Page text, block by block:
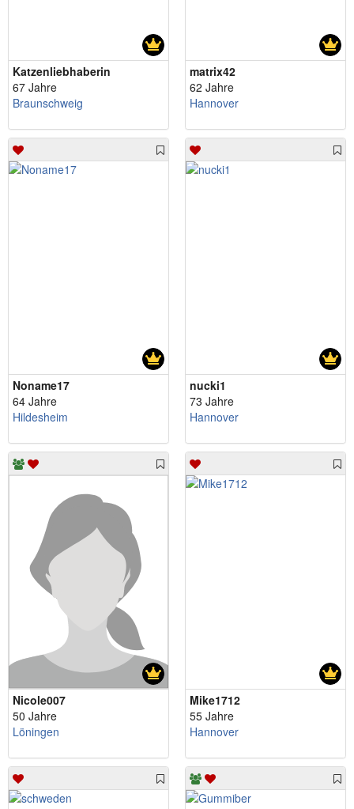
Katzenliebhaberin
67 Jahre
Braunschweig
matrix42
62 Jahre
Hannover
Noname17
64 Jahre
Hildesheim
nucki1
73 Jahre
Hannover
Nicole007
50 Jahre
Löningen
Mike1712
55 Jahre
Hannover